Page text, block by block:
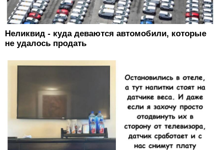
Неликвид - куда деваются автомобили, которые
не удалось продать